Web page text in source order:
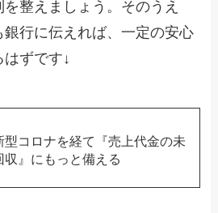
を整えましょう。そのうえ
行に伝えれば、一定の安心
ずです↓
型コロナを経て『売上代金の未
収』にもっと備える